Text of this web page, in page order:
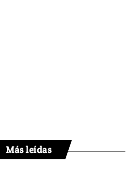
Más leídas